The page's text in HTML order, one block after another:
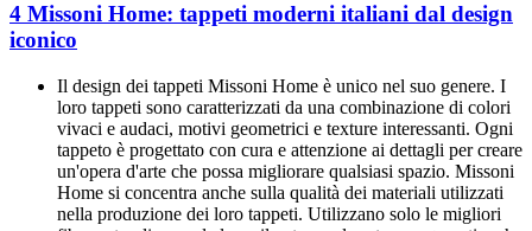
4 Missoni Home: tappeti moderni italiani dal design
iconico
Il design dei tappeti Missoni Home è unico nel suo genere. I
loro tappeti sono caratterizzati da una combinazione di colori
vivaci e audaci, motivi geometrici e texture interessanti. Ogni
tappeto è progettato con cura e attenzione ai dettagli per creare
un'opera d'arte che possa migliorare qualsiasi spazio. Missoni
Home si concentra anche sulla qualità dei materiali utilizzati
nella produzione dei loro tappeti. Utilizzano solo le migliori